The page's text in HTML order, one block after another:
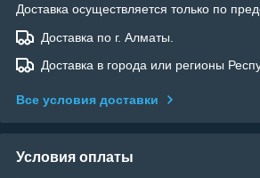
Доставка осуществляется только по
Доставка по г. Алматы.
Доставка в города или регионы
Все условия доставки
Условия оплаты